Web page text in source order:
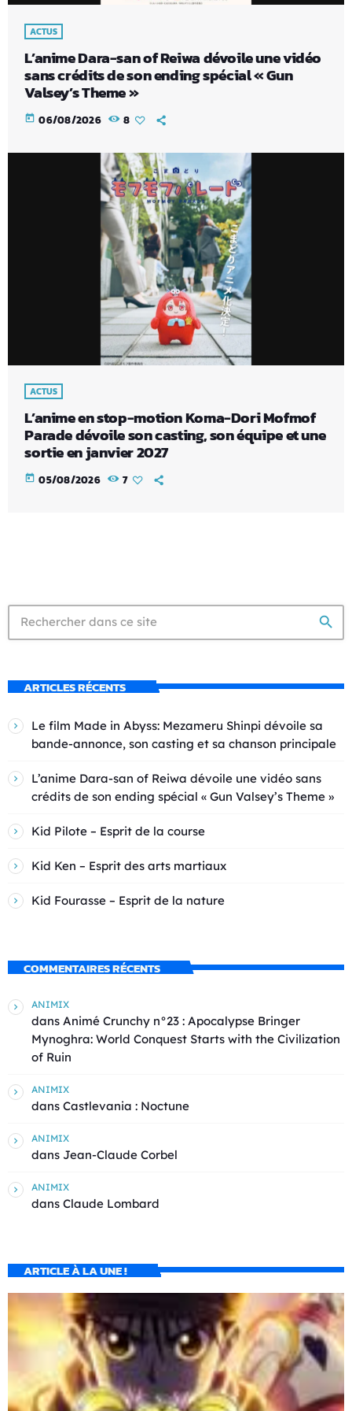
ACTUS
L’anime Dara-san of Reiwa dévoile une vidéo
sans crédits de son ending spécial « Gun
Valsey’s Theme »
today 06/08/2026 8
ACTUS
L’anime en stop-motion Koma-Dori Mofmof
Parade dévoile son casting, son équipe et une
sortie en janvier 2027
today 05/08/2026 7
search
ARTICLES RÉCENTS
Le film Made in Abyss: Mezameru Shinpi dévoile sa
bande-annonce, son casting et sa chanson principale
L’anime Dara-san of Reiwa dévoile une vidéo sans
crédits de son ending spécial « Gun Valsey’s Theme »
Kid Pilote – Esprit de la course
Kid Ken – Esprit des arts martiaux
Kid Fourasse – Esprit de la nature
COMMENTAIRES RÉCENTS
ANIMIX
dans Animé Crunchy n°23 : Apocalypse Bringer
Mynoghra: World Conquest Starts with the Civilization
of Ruin
ANIMIX
dans Castlevania : Noctune
ANIMIX
dans Jean-Claude Corbel
ANIMIX
dans Claude Lombard
ARTICLE À LA UNE !